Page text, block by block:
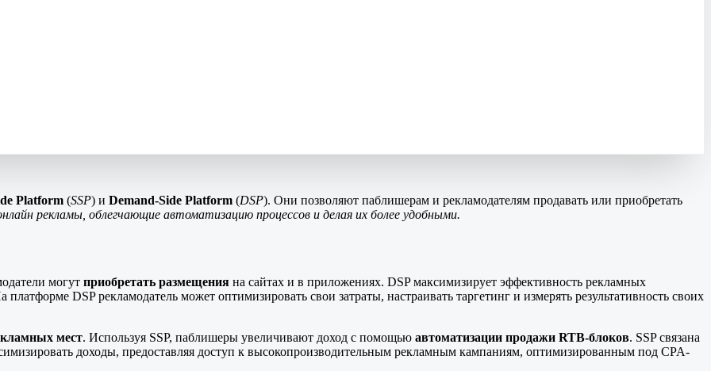
Platform (SSP) и Demand-Side Platform (DSP). Они позволяют паблишерам и рекламодателям продавать или приобретать
рекламы, облегчающие автоматизацию процессов и делая их более удобными.
могут приобретать размещения на сайтах и в приложениях. DSP максимизирует эффективность рекламных
платформе DSP рекламодатель может оптимизировать свои затраты, настраивать таргетинг и измерять результативность своих
мест. Используя SSP, паблишеры увеличивают доход с помощью автоматизации продажи RTB-блоков. SSP связана
доходы, предоставляя доступ к высокопроизводительным рекламным кампаниям, оптимизированным под CPA-